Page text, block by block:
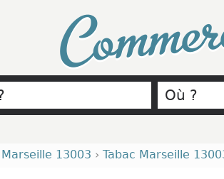
Marseille 13003 › Tabac Marseille